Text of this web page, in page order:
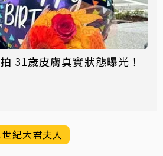
31歲皮膚真實狀態曝光！
紀大君夫人